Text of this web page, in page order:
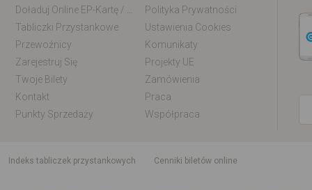
Polityka Prywatności
Tabliczki Przystankowe
Ustawienia Cookies
Przewoźnicy
Komunikaty
Zarejestruj Się
Projekty UE
Twoje Bilety
Zamówienia
Kontakt
Praca
Punkty Sprzedaży
Współpraca
indeks tabliczek przystankowych
Cenniki biletów online